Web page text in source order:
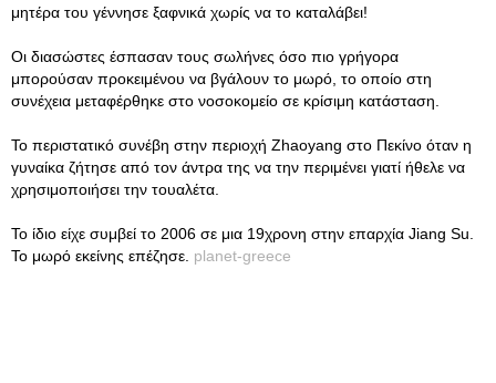
μητέρα του γέννησε ξαφνικά χωρίς να το καταλάβει!
Οι διασώστες έσπασαν τους σωλήνες όσο πιο γρήγορα
μπορούσαν προκειμένου να βγάλουν το μωρό, το οποίο στη
συνέχεια μεταφέρθηκε στο νοσοκομείο σε κρίσιμη κατάσταση.
Το περιστατικό συνέβη στην περιοχή Zhaoyang στο Πεκίνο όταν η
γυναίκα ζήτησε από τον άντρα της να την περιμένει γιατί ήθελε να
χρησιμοποιήσει την τουαλέτα.
Το ίδιο είχε συμβεί το 2006 σε μια 19χρονη στην επαρχία Jiang Su.
Το μωρό εκείνης επέζησε. planet-greece